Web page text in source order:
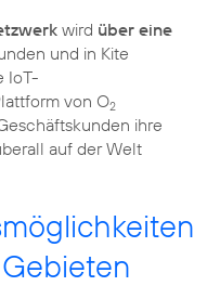
wird über eine
und in Kite
IoT-
von O2
ihre
auf der Welt